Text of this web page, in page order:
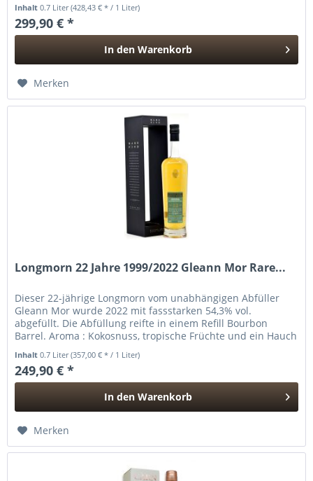
Inhalt0.7 Liter(428,43 € * / 1 Liter)
299,90 € *
In den Warenkorb
Merken
Longmorn 22 Jahre 1999/2022 Gleann Mor Rare...
Dieser 22-jährige Longmorn vom unabhängigen Abfüller
Gleann Mor wurde 2022 mit fassstarken 54,3% vol.
abgefüllt. Die Abfüllung reifte in einem Refill Bourbon
Barrel. Aroma : Kokosnuss, tropische Früchte und ein Hauch
Inhalt0.7 Liter(357,00 € * / 1 Liter)
249,90 € *
In den Warenkorb
Merken